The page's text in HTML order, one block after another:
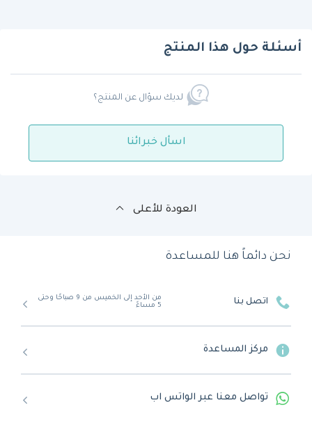
أسئلة حول هذا المنتج
لديك سؤال عن المنتج؟
اسأل خبرائنا
العودة للأعلى
نحن دائماً هنا للمساعدة
اتصل بنا
من الأحد إلى الخميس من 9 صباحًا وحتى
5 مساءً
مركز المساعدة
تواصل معنا عبر الواتس اب